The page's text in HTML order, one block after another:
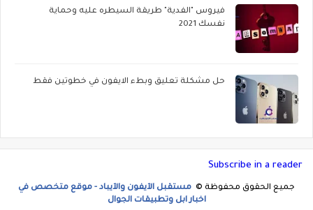
فيروس "الفدية" طريقة السيطره عليه وحماية
نفسك 2021
حل مشكلة تعليق وبطء الايفون في خطوتين فقط
Subscribe in a reader
جميع الحقوق محفوظة © مستقبل الآيفون والآيباد - موقع متخصص في
اخبار ابل وتطبيقات الجوال